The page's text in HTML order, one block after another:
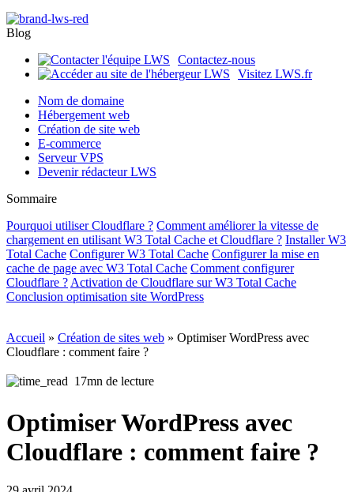
Blog
Contactez-nous
Visitez LWS.fr
Nom de domaine
Hébergement web
Création de site web
E-commerce
Serveur VPS
Devenir rédacteur LWS
Sommaire
Pourquoi utiliser Cloudflare ? Comment améliorer la vitesse de
chargement en utilisant W3 Total Cache et Cloudflare ? Installer W3
Total Cache Configurer W3 Total Cache Configurer la mise en
cache de page avec W3 Total Cache Comment configurer
Cloudflare ? Activation de Cloudflare sur W3 Total Cache
Conclusion optimisation site WordPress
Accueil » Création de sites web » Optimiser WordPress avec
Cloudflare : comment faire ?
17mn de lecture
Optimiser WordPress avec
Cloudflare : comment faire ?